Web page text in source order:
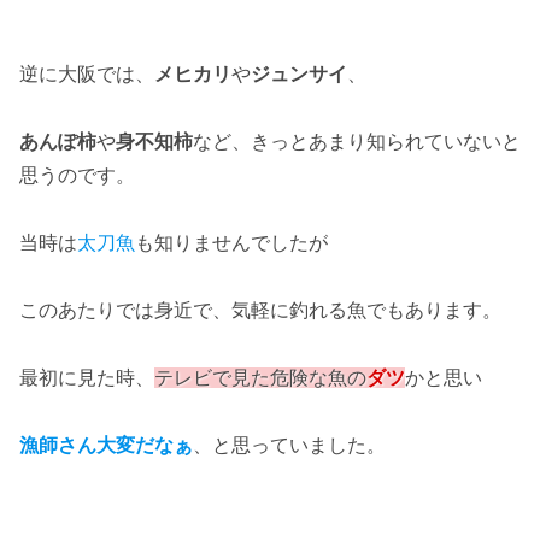
逆に大阪では、 メヒカリやジュンサイ
あんぽ柿や身不知柿など、きっとあまり知られていないと
思うのです。
当時は太刀魚 も知りませんでしたが
このあたりでは身近で、気軽に釣れる魚でもあります。
最初に見た時、 テレビで見た危険な魚のダツかと思い
漁師さん大変だなぁ 、と思っていました。